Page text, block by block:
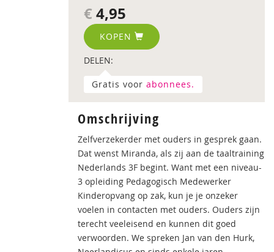
€ 4,95
KOPEN
DELEN:
Gratis voor abonnees.
Omschrijving
Zelfverzekerder met ouders in gesprek gaan.
Dat wenst Miranda, als zij aan de taaltraining
Nederlands 3F begint. Want met een niveau-
3 opleiding Pedagogisch Medewerker
Kinderopvang op zak, kun je je onzeker
voelen in contacten met ouders. Ouders zijn
terecht veeleisend en kunnen dit goed
verwoorden. We spreken Jan van den Hurk,